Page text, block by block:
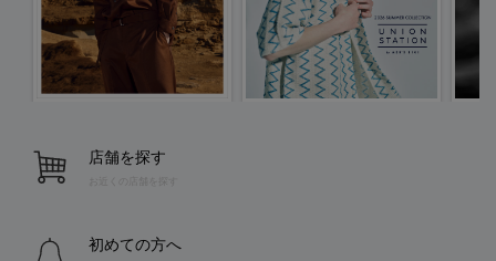
店舗を探す
お近くの店舗を探す
初めての方へ